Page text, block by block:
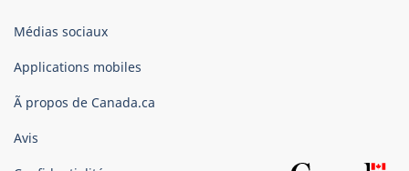
Organisation
gouvernement
Canada
Médias sociaux
Applications mobiles
Ã propos de Canada.ca
Avis